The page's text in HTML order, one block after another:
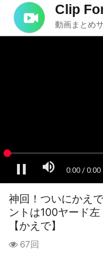
Clip
動画まとめ
神回！ついにかえ
ントは100ヤード左
【かえで】
67回